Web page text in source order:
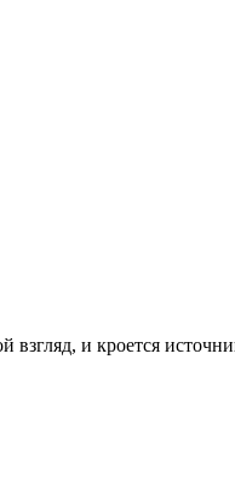
и кроется